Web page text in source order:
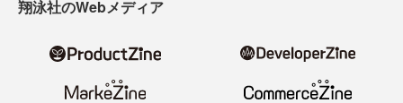
翔泳社のWebメディア